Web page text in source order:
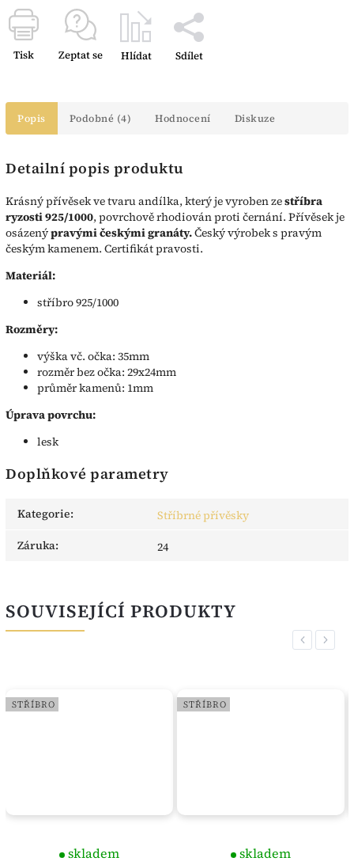
Tisk Zeptat se Hlídat Sdílet
Popis Podobné (4) Hodnocení Diskuze
Detailní popis produktu
Krásný přívěsek ve tvaru andílka, který je vyroben zestříbra
ryzosti 925/1000, povrchově rhodiován proti černání. Přívěsek je
osázenýpravými českými granáty.Český výrobek s pravým
českým kamenem. Certifikát pravosti.
Materiál:
stříbro 925/1000
Rozměry:
výška vč. očka: 35mm
rozměr bez očka: 29x24mm
průměr kamenů: 1mm
Úprava povrchu:
lesk
Doplňkové parametry
Kategorie:
Stříbrné přívěsky
Záruka: 24
SOUVISEJÍCÍ PRODUKTY
Previous
STŘÍBRO
skladem
STŘÍBRO
skladem
Next